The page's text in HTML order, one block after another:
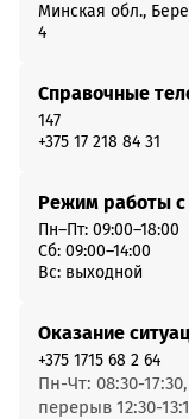
Минская обл.,
4
Справочные
147
+375 17 218 84 31
Режим работы
Пн–Пт: 09:00–18:00
Сб: 09:00–14:00
Вс: выходной
Оказание
+375 1715 68 2 64
Пн-Чт: 08:30-
перерыв 12:30-